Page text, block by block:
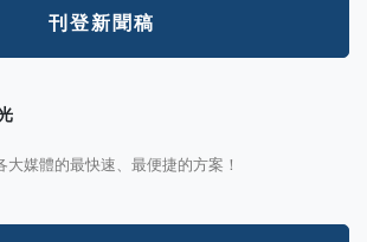
刊登新聞稿
媒體的最快速、最便捷的方案！